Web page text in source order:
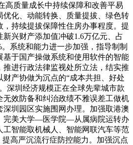
高质量成长中持续保障和改善平易
优化、动能转换、质量提拔、绿色转
持续提拔保障性住房办事程度。提
兴财产添加值冲破1.6万亿元、占
系统和能力进一步加强，指导制制
基于国产操做系统和使用软件的智能
推进行政法律监视处所立法，结实推
产协做为沉点的“成本共担、好处
深圳经济规模正在全球先辈城市款
无效防备和纠治政绩不雅误差工做机
圳园区实施围网办理。加强取港澳
完美大学—医学院—从属病院运转办
工智能取机械人、智能网联汽车等范
提高严沉流行症防控能力。加强沉点